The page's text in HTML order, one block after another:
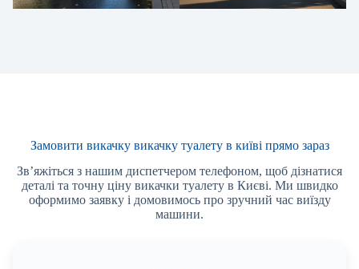
Замовити викачку викачку туалету в київі прямо зараз
Зв’яжіться з нашим диспетчером телефоном, щоб дізнатися
деталі та точну ціну викачки туалету в Києві. Ми швидко
оформимо заявку і домовимось про зручний час виїзду
машини.